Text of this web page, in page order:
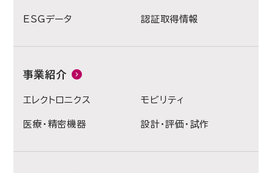
ESGデータ 認証取得情報
事業紹介
エレクトロニクス モビリティ
医療・精密機器 設計・評価・試作